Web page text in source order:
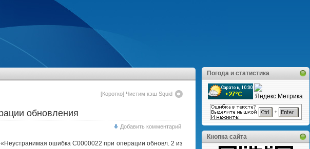
[Коротко] Чистим кэш Squid
обновления
Добавить комментарий
ошибка С0000022 при операции обновл. 2 из
Погода и статистика
Кнопка сайта